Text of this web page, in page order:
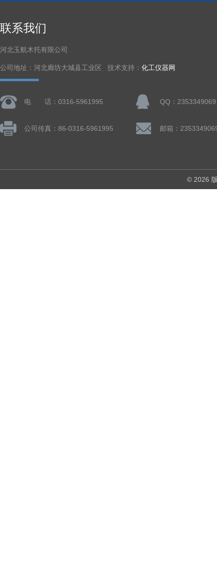
联系我们
河北玉航木托有限公司
公司地址：河北廊坊大城县工业区 技术支持： 化工仪器网
电 话：0316-5961995 QQ：2353349069
公司传真：86-0316-5961995 邮箱：
© 2026